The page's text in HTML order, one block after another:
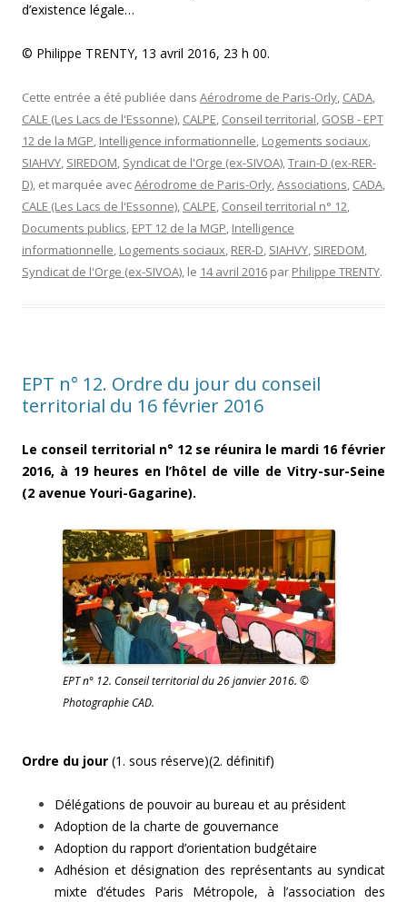
d’existence légale…
© Philippe TRENTY, 13 avril 2016, 23 h 00.
Cette entrée a été publiée dans Aérodrome de Paris-Orly, CADA,
CALE (Les Lacs de l'Essonne), CALPE, Conseil territorial, GOSB - EPT
12 de la MGP, Intelligence informationnelle, Logements sociaux,
SIAHVY, SIREDOM, Syndicat de l'Orge (ex-SIVOA),Train-D (ex-RER-
D), et marquée avecAérodrome de Paris-Orly,Associations, CADA,
CALE (Les Lacs de l'Essonne), CALPE, Conseil territorial n° 12,
Documents publics, EPT 12 de la MGP, Intelligence
informationnelle, Logements sociaux, RER-D, SIAHVY, SIREDOM,
Syndicat de l'Orge (ex-SIVOA), le 14 avril 2016 par Philippe TRENTY.
EPT n° 12. Ordre du jour du conseil
territorial du 16 février 2016
Le conseil territorial n° 12 se réunira le mardi 16 février
2016, à 19 heures en l’hôtel de ville de Vitry-sur-Seine
(2 avenue Youri-Gagarine).
EPT n° 12. Conseil territorial du 26 janvier 2016. ©
Photographie CAD.
Ordre du jour (1. sous réserve)(2. définitif)
Délégations de pouvoir au bureau et au président
Adoption de la charte de gouvernance
Adoption du rapport d’orientation budgétaire
Adhésion et désignation des représentants au syndicat
mixte d’études Paris Métropole, à l’association des